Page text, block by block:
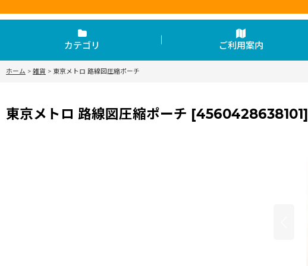
カテゴリ ご利用案内
ホーム > 雑貨 > 東京メトロ 路線図圧縮ポーチ
東京メトロ 路線図圧縮ポーチ [4560428638101]